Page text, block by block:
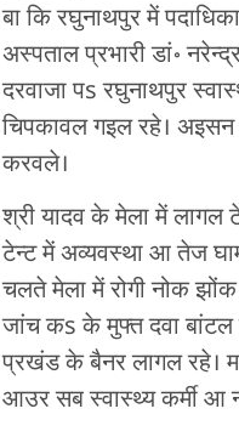
बा कि रघुनाथपुर में
अस्पताल प्रभारी डां॰
दरवाजा पs रघुनाथपुर
चिपकावल गइल रहे। अइसन
करवले।
श्री यादव के मेला में लागल
टेन्ट में अव्यवस्था आ तेज
चलते मेला में रोगी नोक
जांच कs के मुफ्त दवा
प्रखंड के बैनर लागल रहे।
आउर सब स्वास्थ्य कर्मी आ